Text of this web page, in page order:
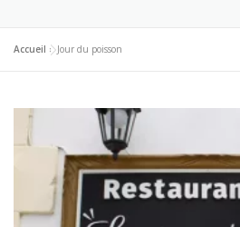
DES IMAGES
DES BONS PLANS
Accueil »Jour du poisson